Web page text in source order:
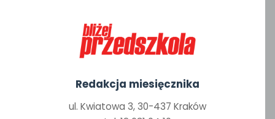
Redakcja miesięcznika
ul. Kwiatowa 3, 30-437 Kraków